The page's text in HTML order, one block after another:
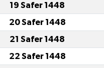
19 Safer 1448
20 Safer 1448
21 Safer 1448
22 Safer 1448